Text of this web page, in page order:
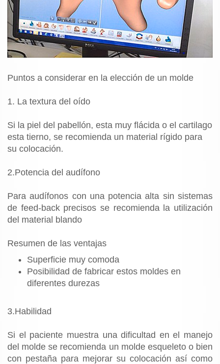
Puntos a considerar en la elección de un molde
1. La textura del oído
Si la piel del pabellón, esta muy flácida o el cartilago
esta tierno, se recomienda un material rígido para
su colocación.
2.Potencia del audífono
Para audífonos con una potencia alta sin sistemas
de feed-back precisos se recomienda la utilización
del material blando
Resumen de las ventajas
Superficie muy comoda
Posibilidad de fabricar estos moldes en
diferentes durezas
3.Habilidad
Si el paciente muestra una dificultad en el manejo
del molde se recomienda un molde esqueleto o bien
con pestaña para mejorar su colocación así como